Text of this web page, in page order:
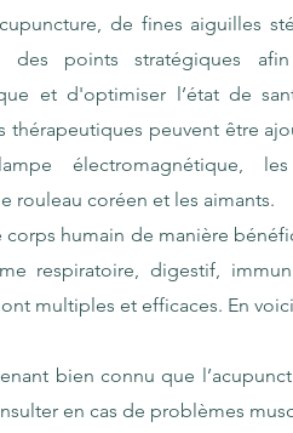
de fines aiguilles
des points stratégiques
et d'optimiser l’état de
thérapeutiques peuvent être
électromagnétique, les
rouleau coréen et les aimants.
corps humain de manière
respiratoire, digestif,
multiples et efficaces. En
bien connu que
en cas de problèmes